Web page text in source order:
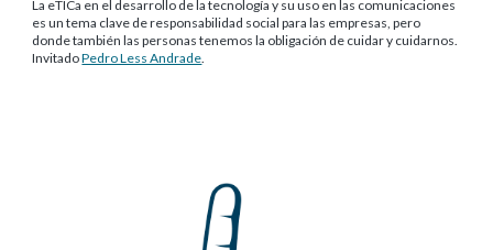
La eTICa en el desarrollo de la tecnología y su uso en las comunicaciones
es un tema clave de responsabilidad social para las empresas, pero
donde también las personas tenemos la obligación de cuidar y cuidarnos.
InvitadoPedro Less Andrade